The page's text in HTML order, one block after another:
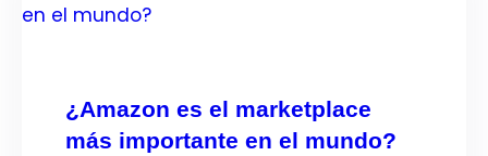
¿Amazon es el marketplace
más importante en el mundo?